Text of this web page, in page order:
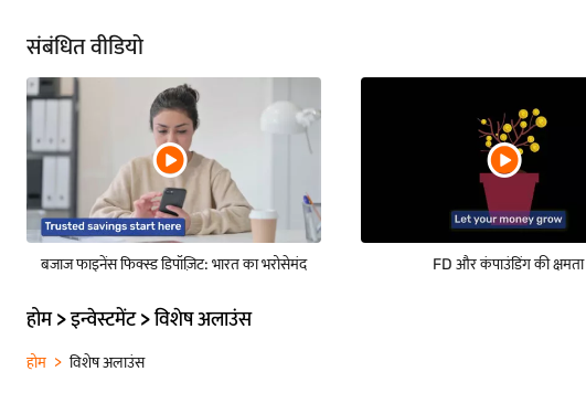
संबंधित वीडियो
बजाज फाइनेंस फिक्स्ड डिपॉज़िट: भारत का भरोसेमंद FD और कंपाउंडिंग की क्षमता
होम > इन्वेस्टमेंट > विशेष अलाउंस
होम विशेष अलाउंस